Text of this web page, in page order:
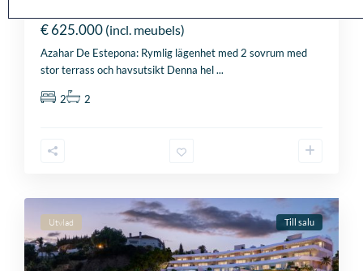
€ 625.000 (incl. meubels)
Azahar De Estepona: Rymlig lägenhet med 2 sovrum med
stor terrass och havsutsikt Denna hel...
2 2
Utvlad Till salu
o
m
+
4